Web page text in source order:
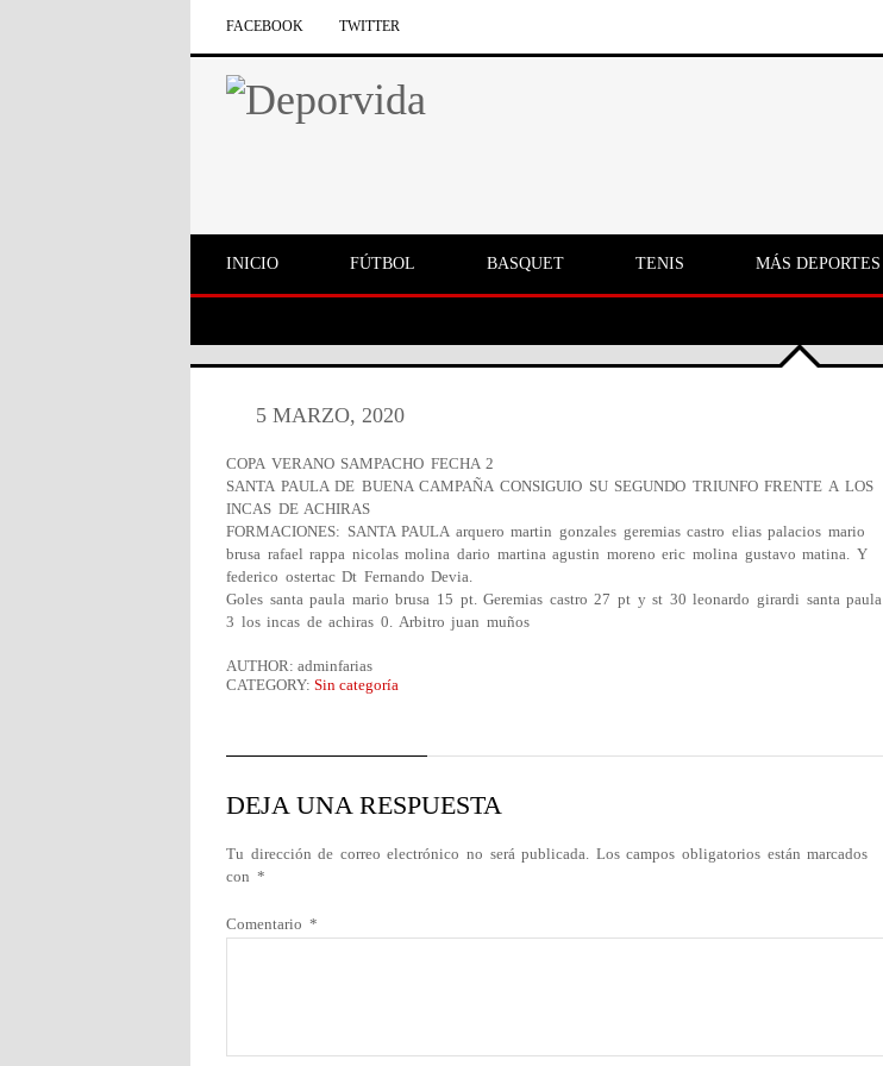
FACEBOOK TWITTER
INICIO FÚTBOL BASQUET TENIS MÁS DEPORTES
5 MARZO, 2020
COPA VERANO SAMPACHO FECHA 2
SANTA PAULA DE BUENA CAMPAÑA CONSIGUIO SU SEGUNDO TRIUNFO FRENTE A LOS
INCAS DE ACHIRAS
FORMACIONES: SANTA PAULA arquero martin gonzales geremias castro elias palacios mario
brusa rafael rappa nicolas molina dario martina agustin moreno eric molina gustavo matina. Y
federico ostertac Dt Fernando Devia.
Goles santa paula mario brusa 15 pt. Geremias castro 27 pt y st 30 leonardo girardi santa paula
3 los incas de achiras 0. Arbitro juan muños
AUTHOR: adminfarias
CATEGORY: Sin categoría
DEJA UNA RESPUESTA
Tu dirección de correo electrónico no será publicada. Los campos obligatorios están marcados
con *
Comentario *